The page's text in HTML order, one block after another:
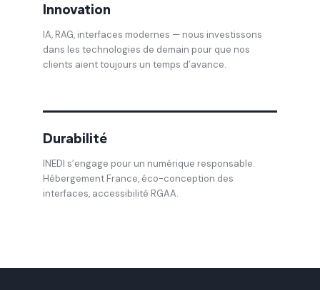
Innovation
IA, RAG, interfaces modernes — nous investissons
dans les technologies de demain pour que nos
clients aient toujours un temps d’avance.
Durabilité
INEDI s’engage pour un numérique responsable.
Hébergement France, éco-conception des
interfaces, accessibilité RGAA.